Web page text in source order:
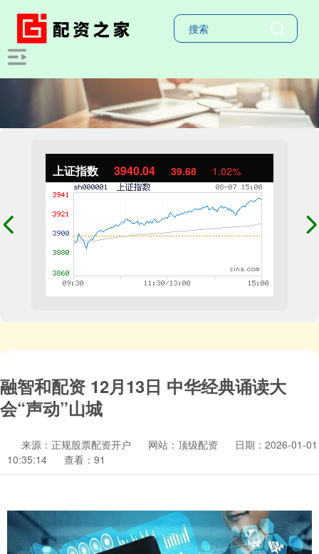
上证指数 3940.04 39.68 1.02%
融智和配资 12月13日 中华经典诵读大
会“声动”山城
来源：正规股票配资开户 网站：顶级配资
日期：2026-01-01
10:35:14
查看：91